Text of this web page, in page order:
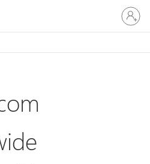
Sign
in
to
account